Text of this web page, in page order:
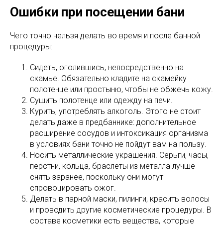
Ошибки при посещении бани
Чего точно нельзя делать во время и после банной
процедуры:
Сидеть, оголившись, непосредственно на
скамье. Обязательно кладите на скамейку
полотенце или простыню, чтобы не обжечь кожу.
Сушить полотенце или одежду на печи.
Курить, употреблять алкоголь. Этого не стоит
делать даже в предбаннике: дополнительное
расширение сосудов и интоксикация организма
в условиях бани точно не пойдут вам на пользу.
Носить металлические украшения. Серьги, часы,
перстни, кольца, браслеты из металла лучше
снять заранее, поскольку они могут
спровоцировать ожог.
Делать в парной маски, пилинги, красить волосы
и проводить другие косметические процедуры. В
составе косметики есть вещества, которые